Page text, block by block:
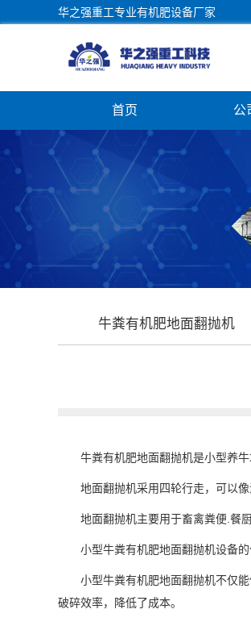
华之强重工专业有机肥设备厂家
首页 公
牛粪有机肥地面翻抛机
牛粪有机肥地面翻抛机是小型养
地面翻抛机采用四轮行走，可以
地面翻抛机主要用于畜禽粪便.餐
小型牛粪有机肥地面翻抛机设备
小型牛粪有机肥地面翻抛机不仅
破碎效率，降低了成本。